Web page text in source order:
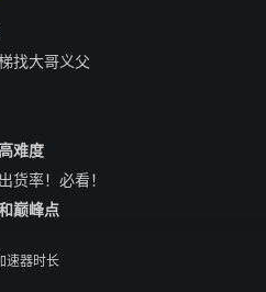
找大哥义父
难度
货率！必看！
巅峰点
速器时长